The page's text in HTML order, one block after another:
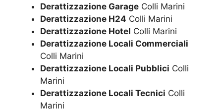
Derattizzazione Garage Colli Marini
Derattizzazione H24 Colli Marini
Derattizzazione Hotel Colli Marini
Derattizzazione Locali Commerciali
Colli Marini
Derattizzazione Locali Pubblici Colli
Marini
Derattizzazione Locali Tecnici Colli
Marini